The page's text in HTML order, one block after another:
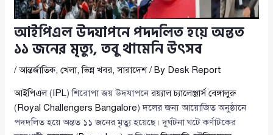
আইপিএল উদযাপনে পদদলিত হয়ে অন্তত
১১ জনের মৃত্যু, তবু থামেনি উৎসব
/আন্তর্জাতিক,খেলা,ভিন্ন খবর,সারাদেশ/ By Desk Report
আইপিএল(IPL) শিরোপা জয় উদযাপনেরয়্যাল চ্যালেঞ্জার্স বেঙ্গালুরু
(Royal Challengers Bangalore) দলের জন্য আয়োজিত অনুষ্ঠানে
পদদলিত হয়ে অন্তত ১১ জনের মৃত্যু হয়েছে। দুর্ঘটনা ঘটে কর্ণাটকের